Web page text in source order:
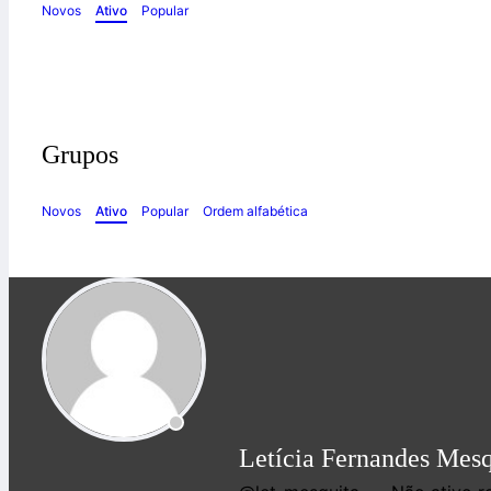
Novos Ativo Popular
Grupos
Novos Ativo Popular Ordem alfabética
Letícia Fernandes